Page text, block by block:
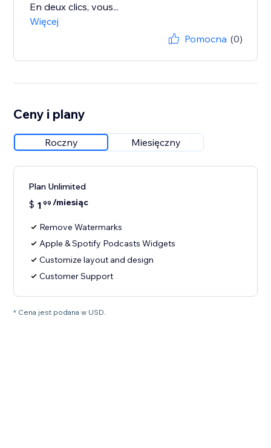
En deux clics, vous...
Więcej
Pomocna (0)
Ceny i plany
Roczny Miesięczny
Plan Unlimited
$ 1 99 /miesiąc
Remove Watermarks
Apple & Spotify Podcasts Widgets
Customize layout and design
Customer Support
* Cena jest podana w USD.